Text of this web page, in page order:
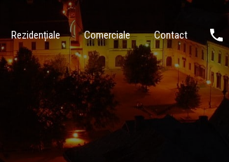
Rezidențiale Comerciale Contact